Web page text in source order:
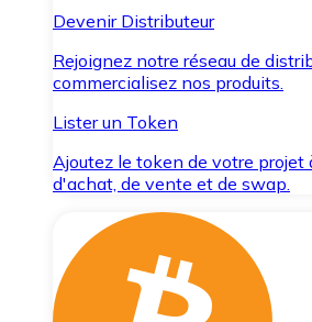
Devenir Distributeur
Rejoignez notre réseau de
commercialisez nos produits.
Lister un Token
Ajoutez le token de votre projet
d'achat, de vente et de swap.